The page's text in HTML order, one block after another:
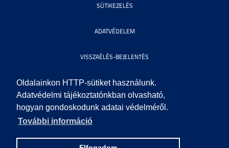
Oldalainkon HTTP-sütiket használunk.
Adatvédelmi tájékoztatónkban olvasható,
hogyan gondoskodunk adatai védelméről.
További információ
SÜTIKEZELÉS
ADATVÉDELEM
VISSZAÉLÉS-BEJELENTÉS
KÖZÉRDEKŰ ADATOK
IMPRESSZUM